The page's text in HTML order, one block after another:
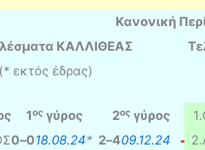
Κανονική
ΚΑΛΛΙΘΕΑΣ
(* εκτός έδρας)
1ος γύρος 2ος γύρος 1.
0–018.08.24* 2–409.12.24 2.